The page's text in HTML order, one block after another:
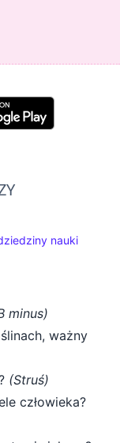
nauki
minus)
ważny
(Struś)
człowieka?